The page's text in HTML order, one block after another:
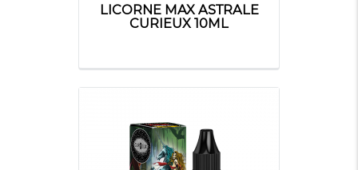
LICORNE MAX ASTRALE
CURIEUX 10ML